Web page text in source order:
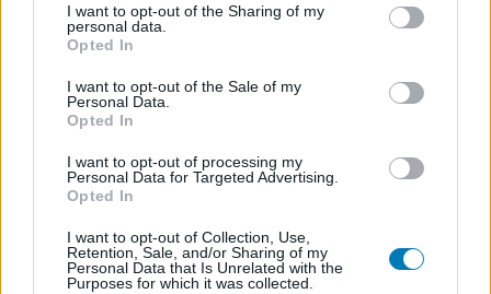
not limited to your visit or usage behaviour. You may click to
grant or deny consent to Google and its third-party tags to
use your data for below specified purposes in below Google
consent section.
I want to opt-out of the Sharing of my
personal data.
Opted In
I want to opt-out of the Sale of my
Personal Data.
Opted In
I want to opt-out of processing my
Personal Data for Targeted Advertising.
Opted In
I want to opt-out of Collection, Use,
Retention, Sale, and/or Sharing of my
Personal Data that Is Unrelated with the
Purposes for which it was collected.
#rtl klub